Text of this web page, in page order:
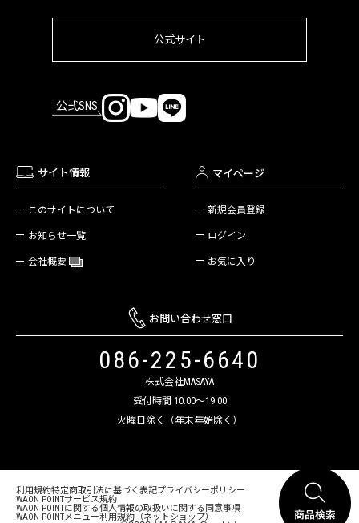
公式サイト
公式SNS
サイト情報
このサイトについて
お知らせ一覧
会社概要
マイページ
新規会員登録
ログイン
お気に入り
お問い合わせ窓口
086-225-6640
株式会社MASAYA
受付時間 10:00～19:00
火曜日除く（年末年始除く）
利用規約特定商取引法に基づく表記プライバシーポリシー
WAON POINTサービス規約
WAON POINTに関する個人情報の取扱いに関する同意事項
WAON POINTメニュー利用規約（ネットショップ）